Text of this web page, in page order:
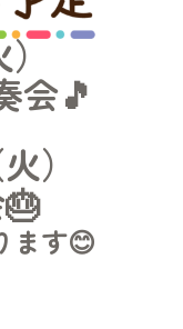
）
会🎵
）
ます😊